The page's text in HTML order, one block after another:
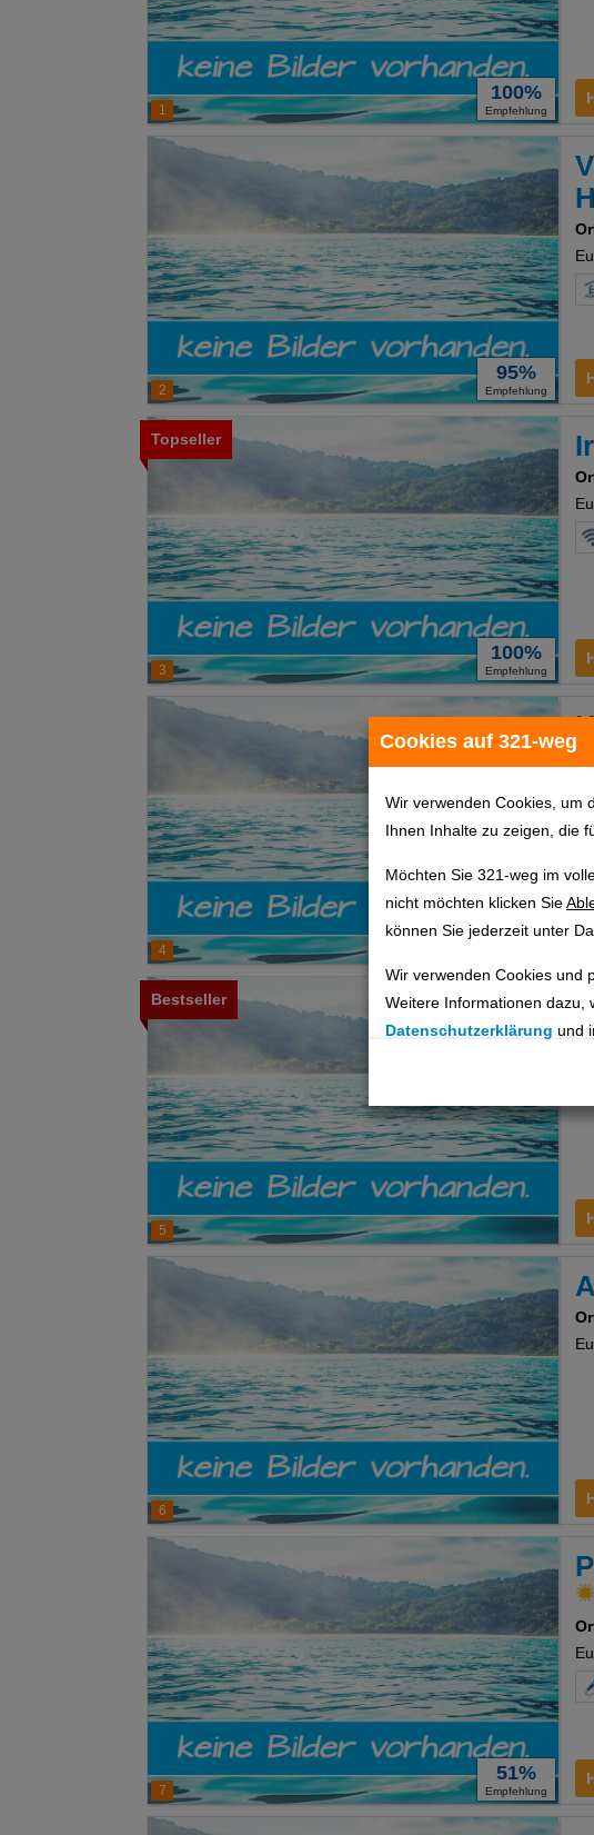
Cookies auf 321-weg
Wir verwenden Cookies, um
Ihnen Inhalte zu zeigen, die
Möchten Sie 321-weg im
nicht möchten klicken Sie
können Sie jederzeit unter
Wir verwenden Cookies und
Weitere Informationen dazu,
Datenschutzerklärung und
Technische Cookies
Analyse
Social Media Cookies
Advertising
Erweiterte Einstellungen
1
100%
Empfehlung
2
95%
Empfehlung
3
Topseller
100%
Empfehlung
4
77%
5
Bestseller
6
7
51%
Empfehlung